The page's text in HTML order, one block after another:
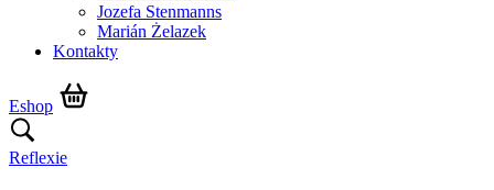
Jozefa Stenmanns
Marián Żelazek
Kontakty
Eshop
Reflexie